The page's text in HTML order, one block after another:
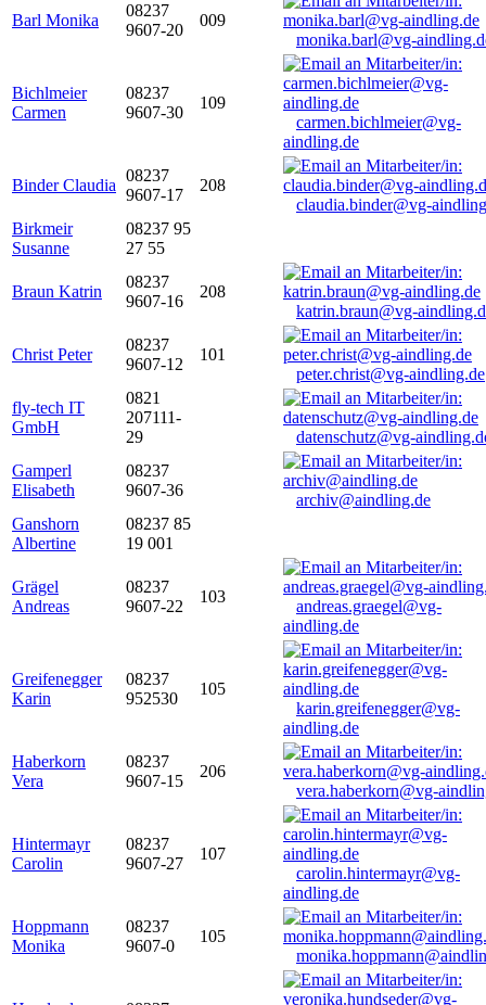
Barl Monika
08237
9607-20
009
monika.barl@vg-
Bichlmeier
Carmen
08237
9607-30
109
carmen.bichlmeier@vg-
aindling.de
Binder Claudia
08237
9607-17
208
claudia.binder@vg-
Birkmeir
Susanne
08237 95
27 55
Braun Katrin
08237
9607-16
208
katrin.braun@vg-
Christ Peter
08237
9607-12
101
peter.christ@vg-aindling.de
fly-tech IT
GmbH
0821
207111-
29
datenschutz@vg-
Gamperl
Elisabeth
08237
9607-36
archiv@aindling.de
Ganshorn
Albertine
08237 85
19 001
Grägel
Andreas
08237
9607-22
103
andreas.graegel@vg-
aindling.de
Greifenegger
Karin
08237
952530
105
karin.greifenegger@vg-
aindling.de
Haberkorn
Vera
08237
9607-15
206
vera.haberkorn@vg-
Hintermayr
Carolin
08237
9607-27
107
carolin.hintermayr@vg-
aindling.de
Hoppmann
Monika
08237
9607-0
105